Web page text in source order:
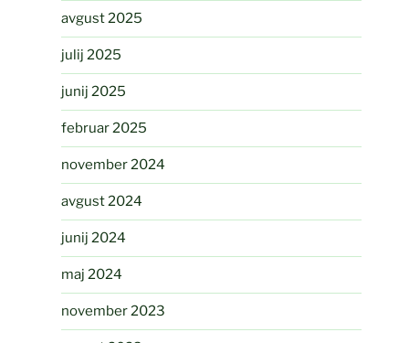
avgust 2025
julij 2025
junij 2025
februar 2025
november 2024
avgust 2024
junij 2024
maj 2024
november 2023